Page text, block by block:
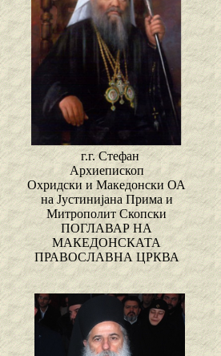
г.г. Стефан
Архиепископ
Охридски и Македонски ОА
на Јустинијана Прима и
Митрополит Скопски
ПОГЛАВАР НА
МАКЕДОНСКАТА
ПРАВОСЛАВНА ЦРКВА